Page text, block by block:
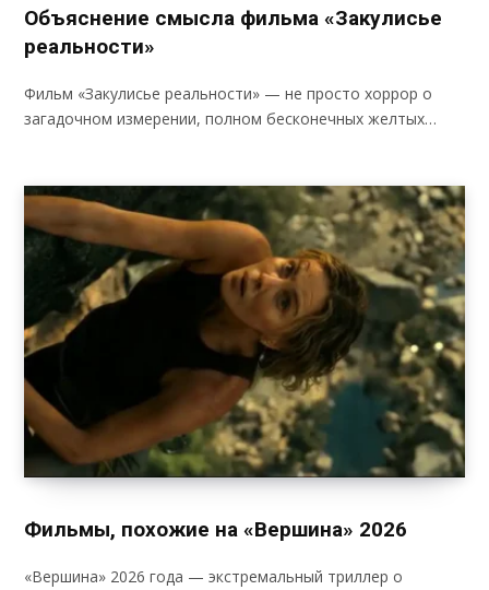
Объяснение смысла фильма «Закулисье
реальности»
Фильм «Закулисье реальности» — не просто хоррор о
загадочном измерении, полном бесконечных желтых…
Фильмы, похожие на «Вершина» 2026
«Вершина» 2026 года — экстремальный триллер о